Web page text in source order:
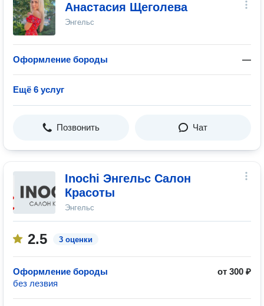
Анастасия Щеголева
Энгельс
Оформление бороды —
Ещё 6 услуг
Позвонить Чат
Inochi Энгельс Салон
Красоты
Энгельс
2.5 3 оценки
Оформление бороды
от 300 ₽
без лезвия